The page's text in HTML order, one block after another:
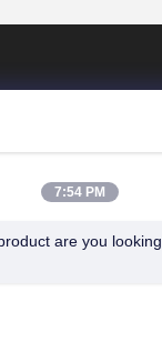
সংযোগ
7:54 PM
are you looking